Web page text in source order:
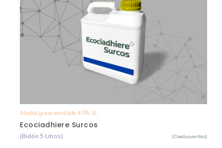
Ver Detalle
Alcohol graso etoxilado 40% SL
Ecociadhiere Surcos
(Bidón 5 Litros) (Coadyuvantes)